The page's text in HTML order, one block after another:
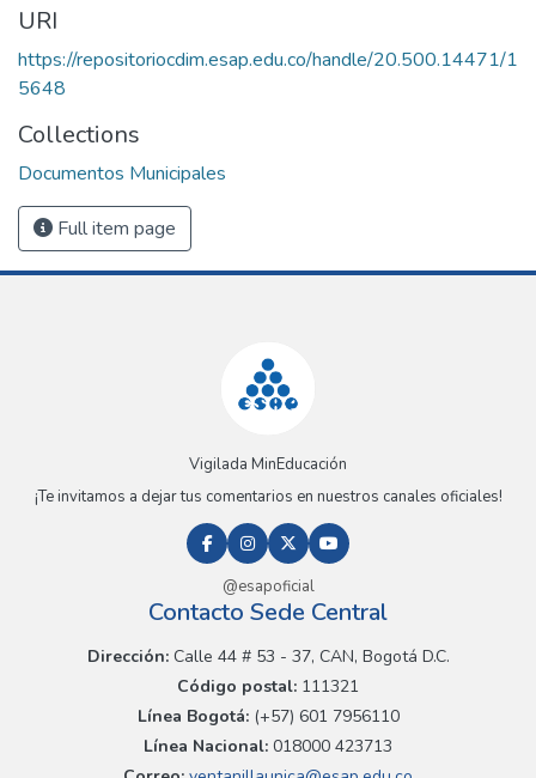
URI
https://repositoriocdim.esap.edu.co/handle/20.500.14471/1
5648
Collections
Documentos Municipales
Full item page
Vigilada MinEducación
¡Te invitamos a dejar tus comentarios en nuestros canales oficiales!
@esapoficial
Contacto Sede Central
Dirección:Calle 44 # 53 - 37, CAN, Bogotá D.C.
Código postal: 111321
Línea Bogotá:(+57) 601 7956110
Línea Nacional: 018000 423713